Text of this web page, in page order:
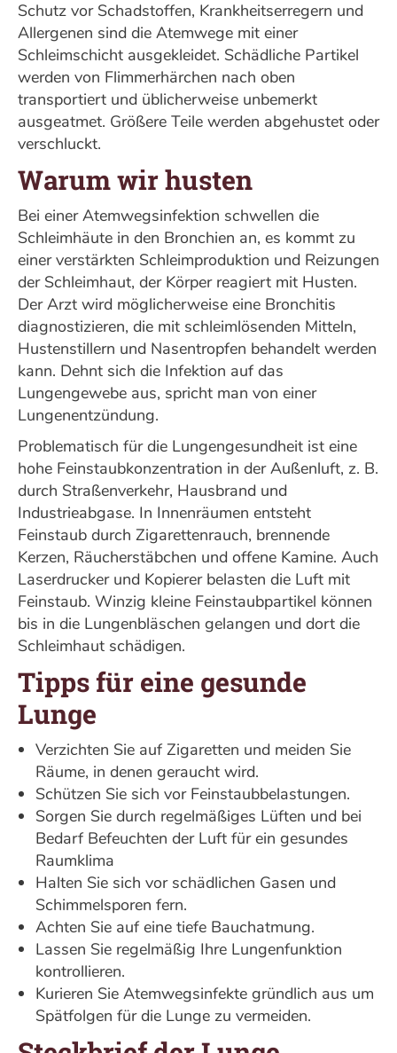
Schutz vor Schadstoffen, Krankheitserregern und
Allergenen sind die Atemwege mit einer
Schleimschicht ausgekleidet. Schädliche Partikel
werden von Flimmerhärchen nach oben
transportiert und üblicherweise unbemerkt
ausgeatmet. Größere Teile werden abgehustet oder
verschluckt.
Warum wir husten
Bei einer Atemwegsinfektion schwellen die
Schleimhäute in den Bronchien an, es kommt zu
einer verstärkten Schleimproduktion und Reizungen
der Schleimhaut, der Körper reagiert mit Husten.
Der Arzt wird möglicherweise eine Bronchitis
diagnostizieren, die mit schleimlösenden Mitteln,
Hustenstillern und Nasentropfen behandelt werden
kann. Dehnt sich die Infektion auf das
Lungengewebe aus, spricht man von einer
Lungenentzündung.
Problematisch für die Lungengesundheit ist eine
hohe Feinstaubkonzentration in der Außenluft, z. B.
durch Straßenverkehr, Hausbrand und
Industrieabgase. In Innenräumen entsteht
Feinstaub durch Zigarettenrauch, brennende
Kerzen, Räucherstäbchen und offene Kamine. Auch
Laserdrucker und Kopierer belasten die Luft mit
Feinstaub. Winzig kleine Feinstaubpartikel können
bis in die Lungenbläschen gelangen und dort die
Schleimhaut schädigen.
Tipps für eine gesunde
Lunge
Verzichten Sie auf Zigaretten und meiden Sie
Räume, in denen geraucht wird.
Schützen Sie sich vor Feinstaubbelastungen.
Sorgen Sie durch regelmäßiges Lüften und bei
Bedarf Befeuchten der Luft für ein gesundes
Raumklima
Halten Sie sich vor schädlichen Gasen und
Schimmelsporen fern.
Achten Sie auf eine tiefe Bauchatmung.
Lassen Sie regelmäßig Ihre Lungenfunktion
kontrollieren.
Kurieren Sie Atemwegsinfekte gründlich aus um
Spätfolgen für die Lunge zu vermeiden.